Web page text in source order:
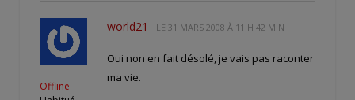
Offline
world21 LE 31 MARS 2008 À 11 H 42 MIN
Oui non en fait désolé, je vais pas raconter
ma vie.